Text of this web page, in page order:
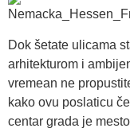
Dok šetate ulicama
arhitekturom i
vremean ne
kako ovu poslaticu
centar grada je